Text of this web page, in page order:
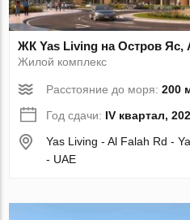
ЖК Yas Living на Остров
Жилой комплекс
Расстояние до моря:200
Год сдачи: IV квартал,
Yas Living - Al Falah Rd -
- UAE